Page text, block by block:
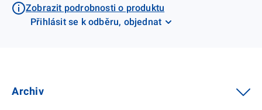
Zobrazit podrobnosti o produktu
Přihlásit se k odběru, objednat
Archiv